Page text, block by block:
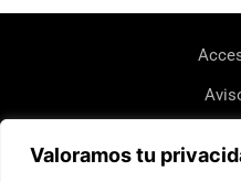
Valoramos tu